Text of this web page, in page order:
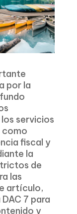
por la
servicios
como
fiscal y
la
de
las
artículo,
7 para
y